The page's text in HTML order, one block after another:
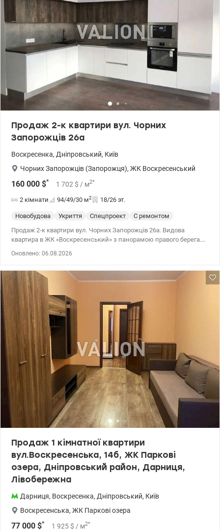
метро Дарниця пішки 20 хв., зупинка громадського транспорту
біля будинку — на перших поверхах ЖК і поруч є все необхідне -
супермаркети, банки, аптеки, пошта, фітнес-центр, кав'ярні та
ресторани, аптеки, міська лікарня і т.д. — парк «Перемога»,
прогулянкові зони, озера — школи та дитячі садочки в пішій
доступності; дитячі ігрові майданчики Телефонуйте (або пишіть
Viber/Telegram) для попереднього запису на перегляд. Без
комісії для покупця. Ціна 120 000 у.е. Марина, тел.: 063 392 35 35
valion.ua/1151199
Продаж 2-к квартири вул. Чорних
Запорожців 26а
Воскресенка, Дніпровський, Київ
Чорних Запорожців (Запорожця), ЖК Воскресенський
160 000 $* 1 702 $ / м2*
2 кімнати 94/49/30 м2 18/26 эт.
Новобудова Укриття Спецпроект
С ремонтом
Продаж 2-к квартири вул. Чорних Запорожців 26а. Видова
квартира в ЖК «Воскресенський» з панорамою правого берега.
Оновлено: 06.08.2026
Продаж 1 кімнатної квартири
вул.Воскресенська, 14б, ЖК Паркові
озера, Дніпровський район, Дарниця,
Лівобережна
Дарниця, Воскресенка, Дніпровський, Київ
Воскресенська, ЖК Паркові озера
77 000 $* 1 925 $ / м2*